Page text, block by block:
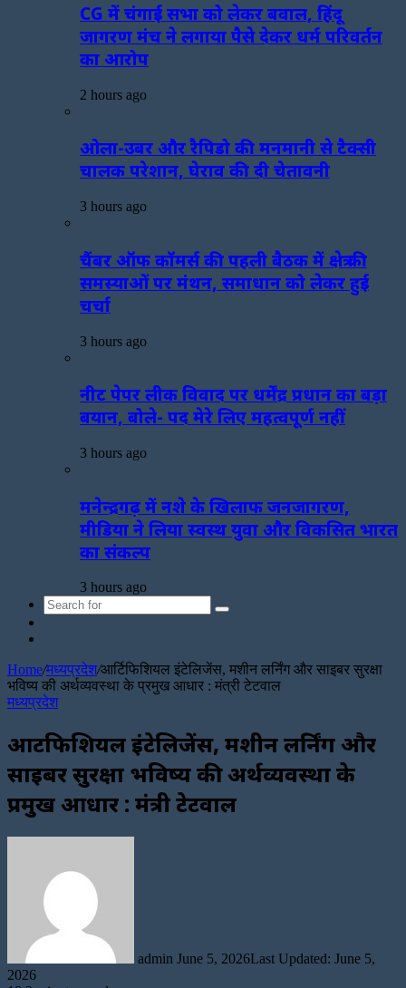
CG में चंगाई सभा को लेकर बवाल, हिंदू
जागरण मंच ने लगाया पैसे देकर धर्म परिवर्तन
का आरोप
2 hours ago
ओला-उबर और रैपिडो की मनमानी से टैक्सी
चालक परेशान, घेराव की दी चेतावनी
3 hours ago
चैंबर ऑफ कॉमर्स की पहली बैठक में क्षेत्र की
समस्याओं पर मंथन, समाधान को लेकर हुई
चर्चा
3 hours ago
नीट पेपर लीक विवाद पर धर्मेंद्र प्रधान का बड़ा
बयान, बोले- पद मेरे लिए महत्वपूर्ण नहीं
3 hours ago
मनेन्द्रगढ़ में नशे के खिलाफ जनजागरण,
मीडिया ने लिया स्वस्थ युवा और विकसित भारत
का संकल्प
3 hours ago
Search
Home/मध्यप्रदेश/आर्टिफिशियल इंटेलिजेंस, मशीन लर्निंग और साइबर सुरक्षा
भविष्य की अर्थव्यवस्था के प्रमुख आधार : मंत्री टेटवाल
मध्यप्रदेश
आर्टिफिशियल इंटेलिजेंस, मशीन लर्निंग और
साइबर सुरक्षा भविष्य की अर्थव्यवस्था के
प्रमुख आधार : मंत्री टेटवाल
admin June 5, 2026Last Updated: June 5,
2026